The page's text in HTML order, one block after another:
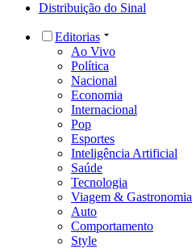
Distribuição do Sinal
Editorias
Ao Vivo
Política
Nacional
Economia
Internacional
Pop
Esportes
Inteligência Artificial
Saúde
Tecnologia
Viagem & Gastronomia
Auto
Comportamento
Style